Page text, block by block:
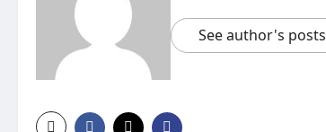
See author's posts